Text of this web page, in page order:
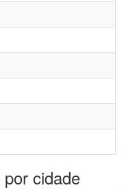
cidade